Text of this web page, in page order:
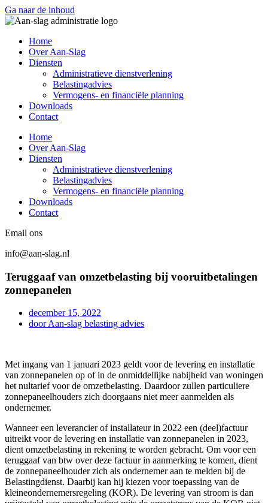
Ga naar de inhoud
Home
Over Aan-Slag
Diensten
Administratieve dienstverlening
Belastingadvies
Vermogens- en financiële planning
Downloads
Contact
Home
Over Aan-Slag
Diensten
Administratieve dienstverlening
Belastingadvies
Vermogens- en financiële planning
Downloads
Contact
Email ons
info@aan-slag.nl
Teruggaaf van omzetbelasting bij vooruitbetalingen
zonnepanelen
december 15, 2022
doorAan-slag belasting advies
Met ingang van 1 januari 2023 geldt voor de levering en installatie
van zonnepanelen op of in de onmiddellijke nabijheid van woningen
het nultarief voor de omzetbelasting. Daardoor zullen particuliere
zonnepaneelhouders zich doorgaans niet meer aanmelden als
ondernemer.
Wanneer een leverancier of installateur in 2022 een (deel)factuur
uitreikt voor de levering en installatie van zonnepanelen in 2023,
dient omzetbelasting in rekening te worden gebracht. Om voor een
teruggaaf van btw over deze factuur in aanmerking te komen, dient
de zonnepaneelhouder zich als ondernemer aan te melden bij de
Belastingdienst. Daarbij kan hij kiezen voor toepassing van de
kleineondernemersregeling (KOR). De levering van stroom is dan